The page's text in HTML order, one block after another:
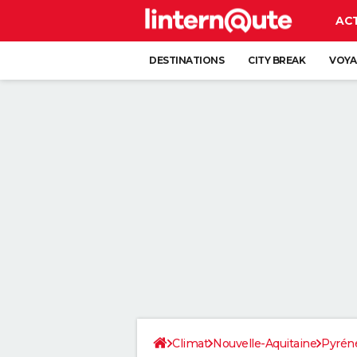
DESTINATIONS CITY BREAK
Climat Nouvelle-Aquitaine